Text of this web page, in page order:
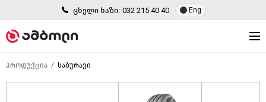
ცხელი ხაზი: 032 215 40 40 Eng
პროდუქცია საბურავი